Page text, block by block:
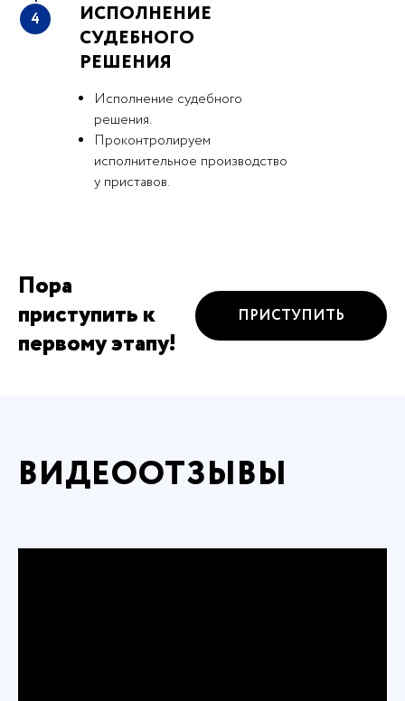
4
ИСПОЛНЕНИЕ
СУДЕБНОГО
РЕШЕНИЯ
Исполнение судебного
решения.
Проконтролируем
исполнительное производство
у приставов.
Пора
приступить к
первому этапу!
ПРИСТУПИТЬ
ВИДЕООТЗЫВЫ